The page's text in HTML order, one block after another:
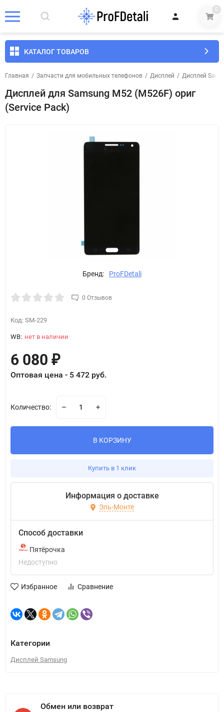
0
КАТАЛОГ ТОВАРОВ
Главная / Запчасти для мобильных телефонов / Дисплей / Дисплей
Дисплей для Samsung M52 (M526F) ориг
(Service Pack)
Бренд: ProFDetali
0 Отзывов
Код: SM-229
WB: нет в наличии
6 080 ₽
Оптовая цена - 5 472 руб.
Количество:
В КОРЗИНУ
Купить в 1 клик
Информация о доставке
Эль-Монте
Способ доставки
Пятёрочка
Недоступно
Избранное Сравнение
Категории
Дисплей Samsung
Обмен или возврат